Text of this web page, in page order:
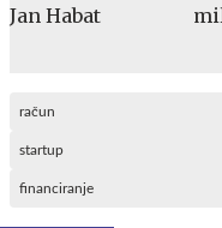
račun
startup
financiranje